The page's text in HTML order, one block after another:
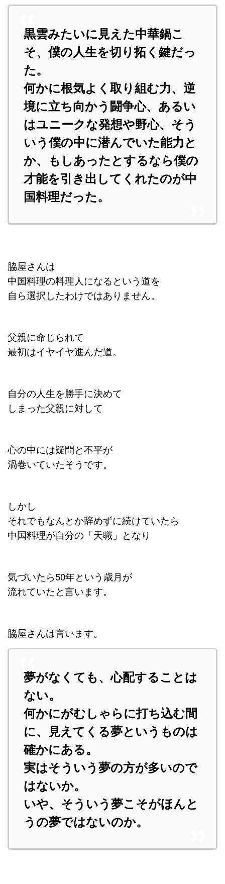
黒雲みたいに見えた中華鍋こ
そ、僕の人生を切り拓く鍵だっ
た。
何かに根気よく取り組む力、逆
境に立ち向かう闘争心、あるい
はユニークな発想や野心、そう
いう僕の中に潜んでいた能力と
か、もしあったとするなら僕の
才能を引き出してくれたのが中
国料理だった。
脇屋さんは
中国料理の料理人になるという道を
自ら選択したわけではありません。
父親に命じられて
最初はイヤイヤ進んだ道。
自分の人生を勝手に決めて
しまった父親に対して
心の中には疑問と不平が
渦巻いていたそうです。
しかし
それでもなんとか辞めずに続けていたら
中国料理が自分の「天職」となり
気づいたら50年という歳月が
流れていたと言います。
脇屋さんは言います。
夢がなくても、心配することは
ない。
何かにがむしゃらに打ち込む間
に、見えてくる夢というものは
確かにある。
実はそういう夢の方が多いので
はないか。
いや、そういう夢こそがほんと
うの夢ではないのか。